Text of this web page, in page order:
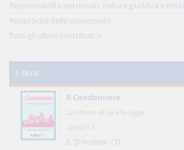
Responsabilità del notaio: natura giuridica e limiti
Reciprocità delle concessioni
Tutti gli ultimi contributi >
E-Book
Il Condominio
La riforma di cui alla legge
220/2012
S. D'Andrea – D.